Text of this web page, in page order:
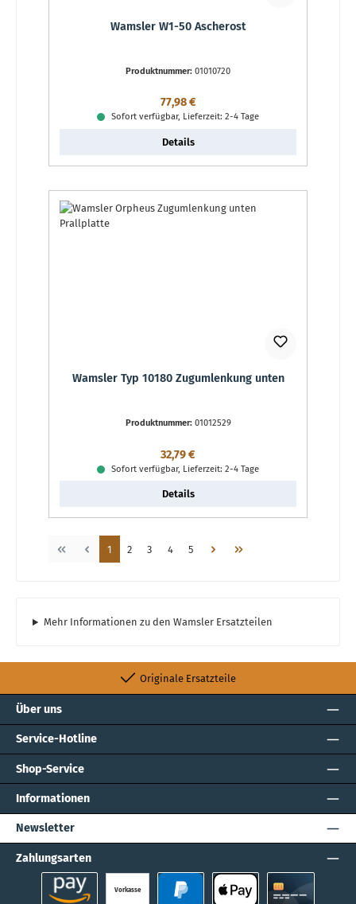
Wamsler W1-50 Ascherost
Produktnummer: 01010720
Regulärer Preis:
77,98 €
Sofort verfügbar, Lieferzeit: 2-4 Tage
Details
Wamsler Typ 10180 Zugumlenkung unten
Produktnummer: 01012529
Regulärer Preis:
32,79 €
Sofort verfügbar, Lieferzeit: 2-4 Tage
Details
Seite
1 Seite
2 Seite
3 Seite
4 Seite
5
Mehr Informationen zu den Wamsler Ersatzteilen
Originale Ersatzteile
Über uns
Service-Hotline
Shop-Service
Informationen
Newsletter
Zahlungsarten
Vorkasse